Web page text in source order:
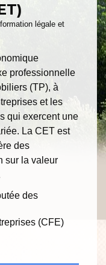
légale et
professionnelle
(TP), à
et les
qui exercent une
La CET est
des
sur la valeur
des
(CFE)